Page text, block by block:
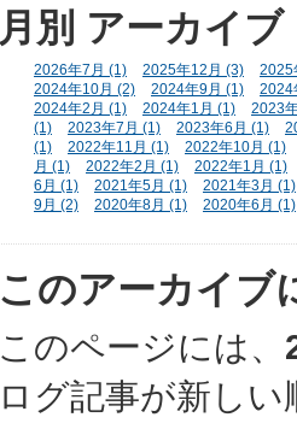
月別 アーカイブ
2026年7月 (1) 2025年12月 (3)
2025
2024年10月 (2)
2024年9月 (1)
2024
2024年2月 (1)
2024年1月 (1)
2023
(1)
2023年7月 (1) 2023年6月 (1)
(1)
2022年11月 (1)
2022年10月 (1)
月 (1)
2022年2月 (1)
2022年1月 (1)
6月 (1)
2021年5月 (1)
2021年3月 (1)
9月 (2)
2020年8月 (1) 2020年6月 (1)
このアーカイブ
このページには、
ログ記事が新し